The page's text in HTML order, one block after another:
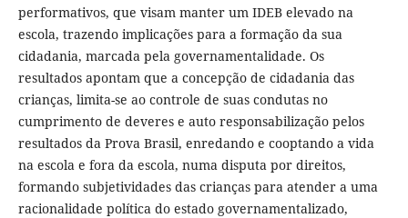
performativos, que visam manter um IDEB elevado na
escola, trazendo implicações para a formação da sua
cidadania, marcada pela governamentalidade. Os
resultados apontam que a concepção de cidadania das
crianças, limita-se ao controle de suas condutas no
cumprimento de deveres e auto responsabilização pelos
resultados da Prova Brasil, enredando e cooptando a vida
na escola e fora da escola, numa disputa por direitos,
formando subjetividades das crianças para atender a uma
racionalidade política do estado governamentalizado,